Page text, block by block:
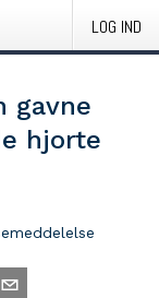
LOG IND
gavne
hjorte